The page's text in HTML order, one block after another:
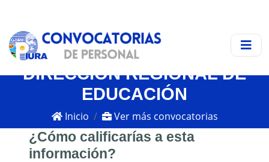
DIRECCIÓN REGIONAL DE
EDUCACIÓN
Inicio Ver más convocatorias
¿Cómo calificarías a esta
información?